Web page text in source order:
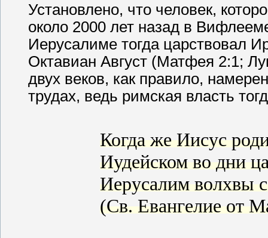
Установлено, что человек,
около 2000 лет назад в
Иерусалиме тогда царствовал
Октавиан Август (Матфея 2:1;
двух веков, как правило,
трудах, ведь римская власть
Когда же Иисус
Иудейском во дни
Иерусалим волхвы
(Св. Евангелие от